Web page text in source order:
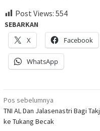
Post Views: 554
SEBARKAN
X
Facebook
WhatsApp
Navigasi
pos
Pos sebelumnya
TNI AL Dan Jalasenastri Bagi
ke Tukang Becak